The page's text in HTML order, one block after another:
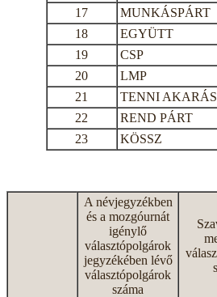
17
MUNKÁSPÁRT
18
EGYÜTT
19
CSP
20
LMP
21
TENNI
22
REND PÁRT
23
KÖSSZ
A névjegyzékben
és a mozgóurnát
igénylő
választópolgárok
jegyzékében lévő
választópolgárok
száma